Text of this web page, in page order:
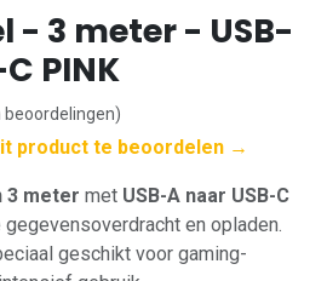
- 3 meter - USB-
PINK
beoordelingen)
product te beoordelen →
3 meter met USB-A naar USB-C
en opladen.
geschikt voor gaming-